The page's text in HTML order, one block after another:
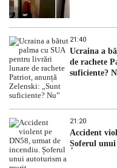
21:40
Ucraina a
de rachete
suficiente?
21:20
Accident
Șoferul